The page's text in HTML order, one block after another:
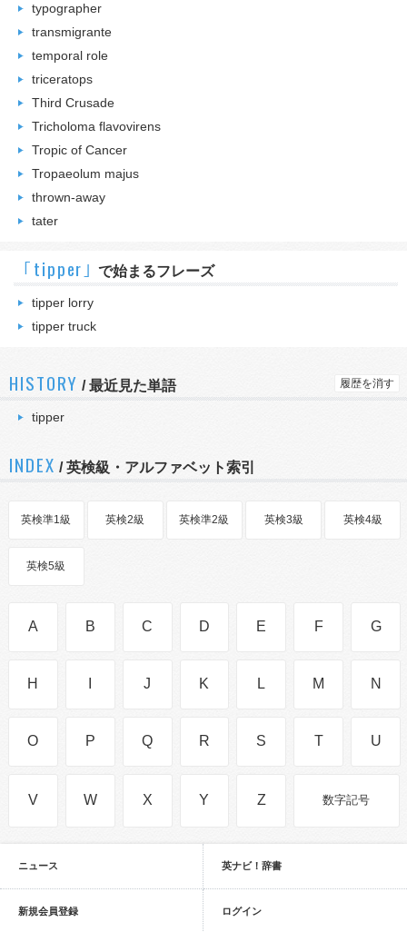
typographer
transmigrante
temporal role
triceratops
Third Crusade
Tricholoma flavovirens
Tropic of Cancer
Tropaeolum majus
thrown-away
tater
｢tipper｣ で始まるフレーズ
tipper lorry
tipper truck
HISTORY /最近見た単語 履歴を消す
tipper
INDEX / 英検級・アルファベット索引
英検準1級 英検2級 英検準2級 英検3級 英検4級
英検5級
A B C D E F G
H J K L M N
O P Q R S T U
V W X Y Z 数字記号
ニュース 英ナビ！辞書
新規会員登録 ログイン